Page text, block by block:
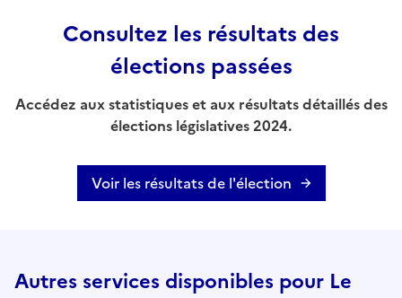
Consultez les résultats des
élections passées
Accédez aux statistiques et aux résultats détaillés des
élections législatives 2024.
Voir les résultats de l'élection
Autres services disponibles pour Le